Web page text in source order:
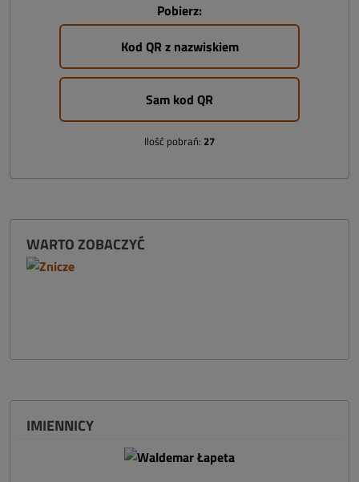
Pobierz:
Kod QR z nazwiskiem
Sam kod QR
Ilość pobrań: 27
WARTO ZOBACZYĆ
IMIENNICY